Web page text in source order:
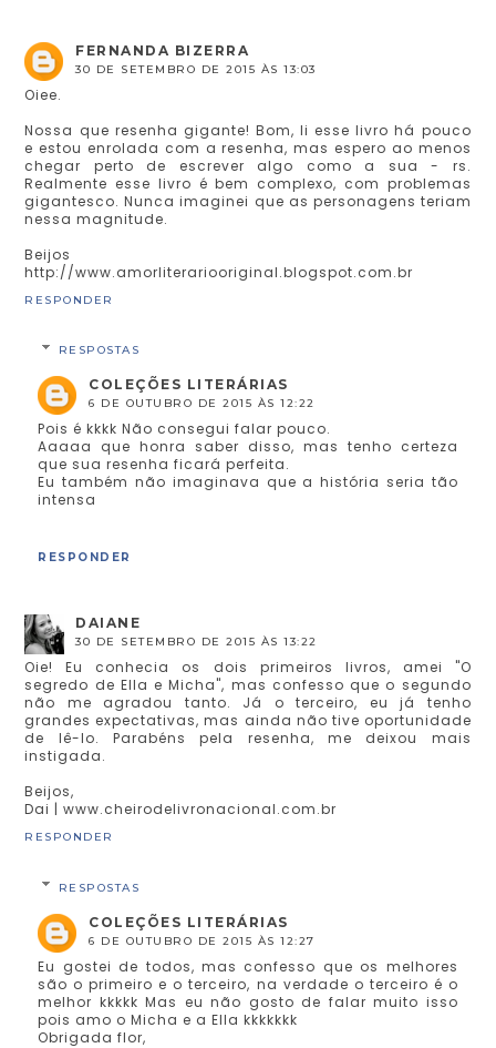
FERNANDA BIZERRA
30 DE SETEMBRO DE 2015 ÀS 13:03
Oiee.
Nossa que resenha gigante! Bom, li esse livro há pouco
e estou enrolada com a resenha, mas espero ao menos
chegar perto de escrever algo como a sua - rs.
Realmente esse livro é bem complexo, com problemas
gigantesco. Nunca imaginei que as personagens teriam
nessa magnitude.
Beijos
http://www.amorliterariooriginal.blogspot.com.br
RESPONDER
RESPOSTAS
COLEÇÕES LITERÁRIAS
6 DE OUTUBRO DE 2015 ÀS 12:22
Pois é kkkk Não consegui falar pouco.
Aaaaa que honra saber disso, mas tenho certeza
que sua resenha ficará perfeita.
Eu também não imaginava que a história seria tão
intensa
RESPONDER
DAIANE
30 DE SETEMBRO DE 2015 ÀS 13:22
Oie! Eu conhecia os dois primeiros livros, amei "O
segredo de Ella e Micha", mas confesso que o segundo
não me agradou tanto. Já o terceiro, eu já tenho
grandes expectativas, mas ainda não tive oportunidade
de lê-lo. Parabéns pela resenha, me deixou mais
instigada.
Beijos,
Dai | www.cheirodelivronacional.com.br
RESPONDER
RESPOSTAS
COLEÇÕES LITERÁRIAS
6 DE OUTUBRO DE 2015 ÀS 12:27
Eu gostei de todos, mas confesso que os melhores
são o primeiro e o terceiro, na verdade o terceiro é o
melhor kkkkk Mas eu não gosto de falar muito isso
pois amo o Micha e a Ella kkkkkkk
Obrigada flor,